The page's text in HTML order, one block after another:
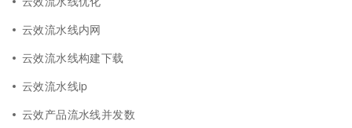
云效流水线内网
云效流水线构建下载
云效流水线ip
云效产品流水线并发数